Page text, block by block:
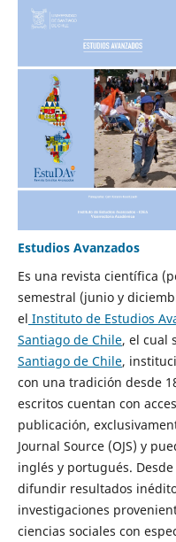
Estudios Avanzados
Es una revista científica
semestral (junio y
el Instituto de Estudios
Santiago de Chile, el cual
Santiago de Chile,
con una tradición desde
escritos cuentan con
publicación,
Journal Source (OJS) y
inglés y portugués.
difundir resultados
investigaciones
ciencias sociales con